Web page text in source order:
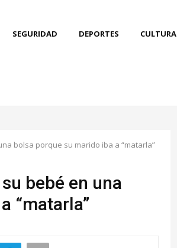
SEGURIDAD DEPORTES CULTURA
bolsa porque su marido iba a “matarla”
bebé en una
“matarla”